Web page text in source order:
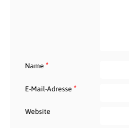
Name *
E-Mail-Adresse *
Website